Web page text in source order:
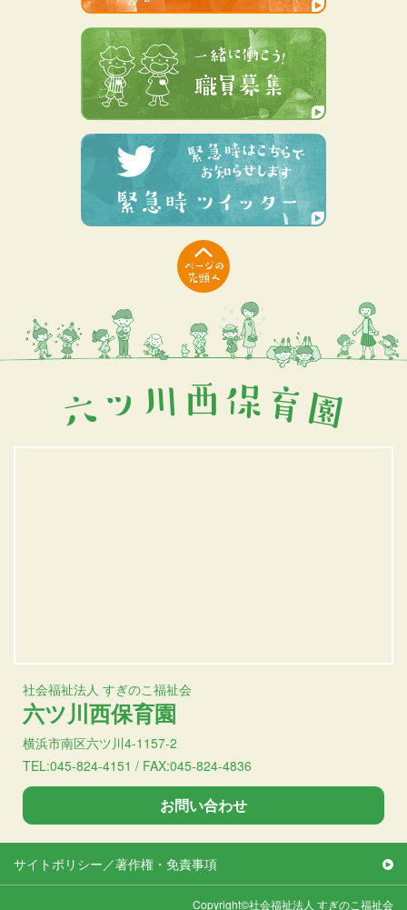
社会福祉法人 すぎのこ福祉会
六ツ川西保育園
横浜市南区六ツ川4-1157-2
TEL:045-824-4151 / FAX:045-824-4836
お問い合わせ
サイトポリシー／著作権・免責事項
Copyright©社会福祉法人 すぎのこ福祉会